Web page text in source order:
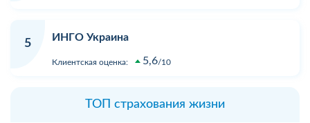
5
ИНГО Украина
Клиентская оценка: 5,6 10
ТОП страхования жизни